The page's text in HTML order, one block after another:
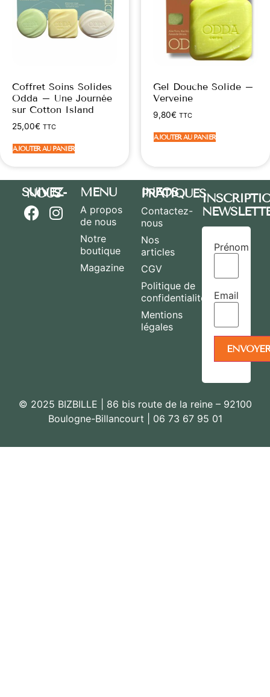
Coffret Soins Solides
Odda – Une Journée
sur Cotton Island
25,00€ TTC
AJOUTER AU PANIER
Gel Douche Solide –
Verveine
9,80€ TTC
AJOUTER AU PANIER
SUIVEZ-NOUS MENU
A propos
de nous
Notre
boutique
Magazine
INFOS PRATIQUES
Contactez-
nous
Nos
articles
CGV
Politique de
confidentialité
Mentions
légales
Prénom
Email
© 2025 BIZBILLE | 86 bis route de la reine – 92100
Boulogne-Billancourt | 06 73 67 95 01